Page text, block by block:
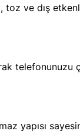
toz ve dış
yapısı